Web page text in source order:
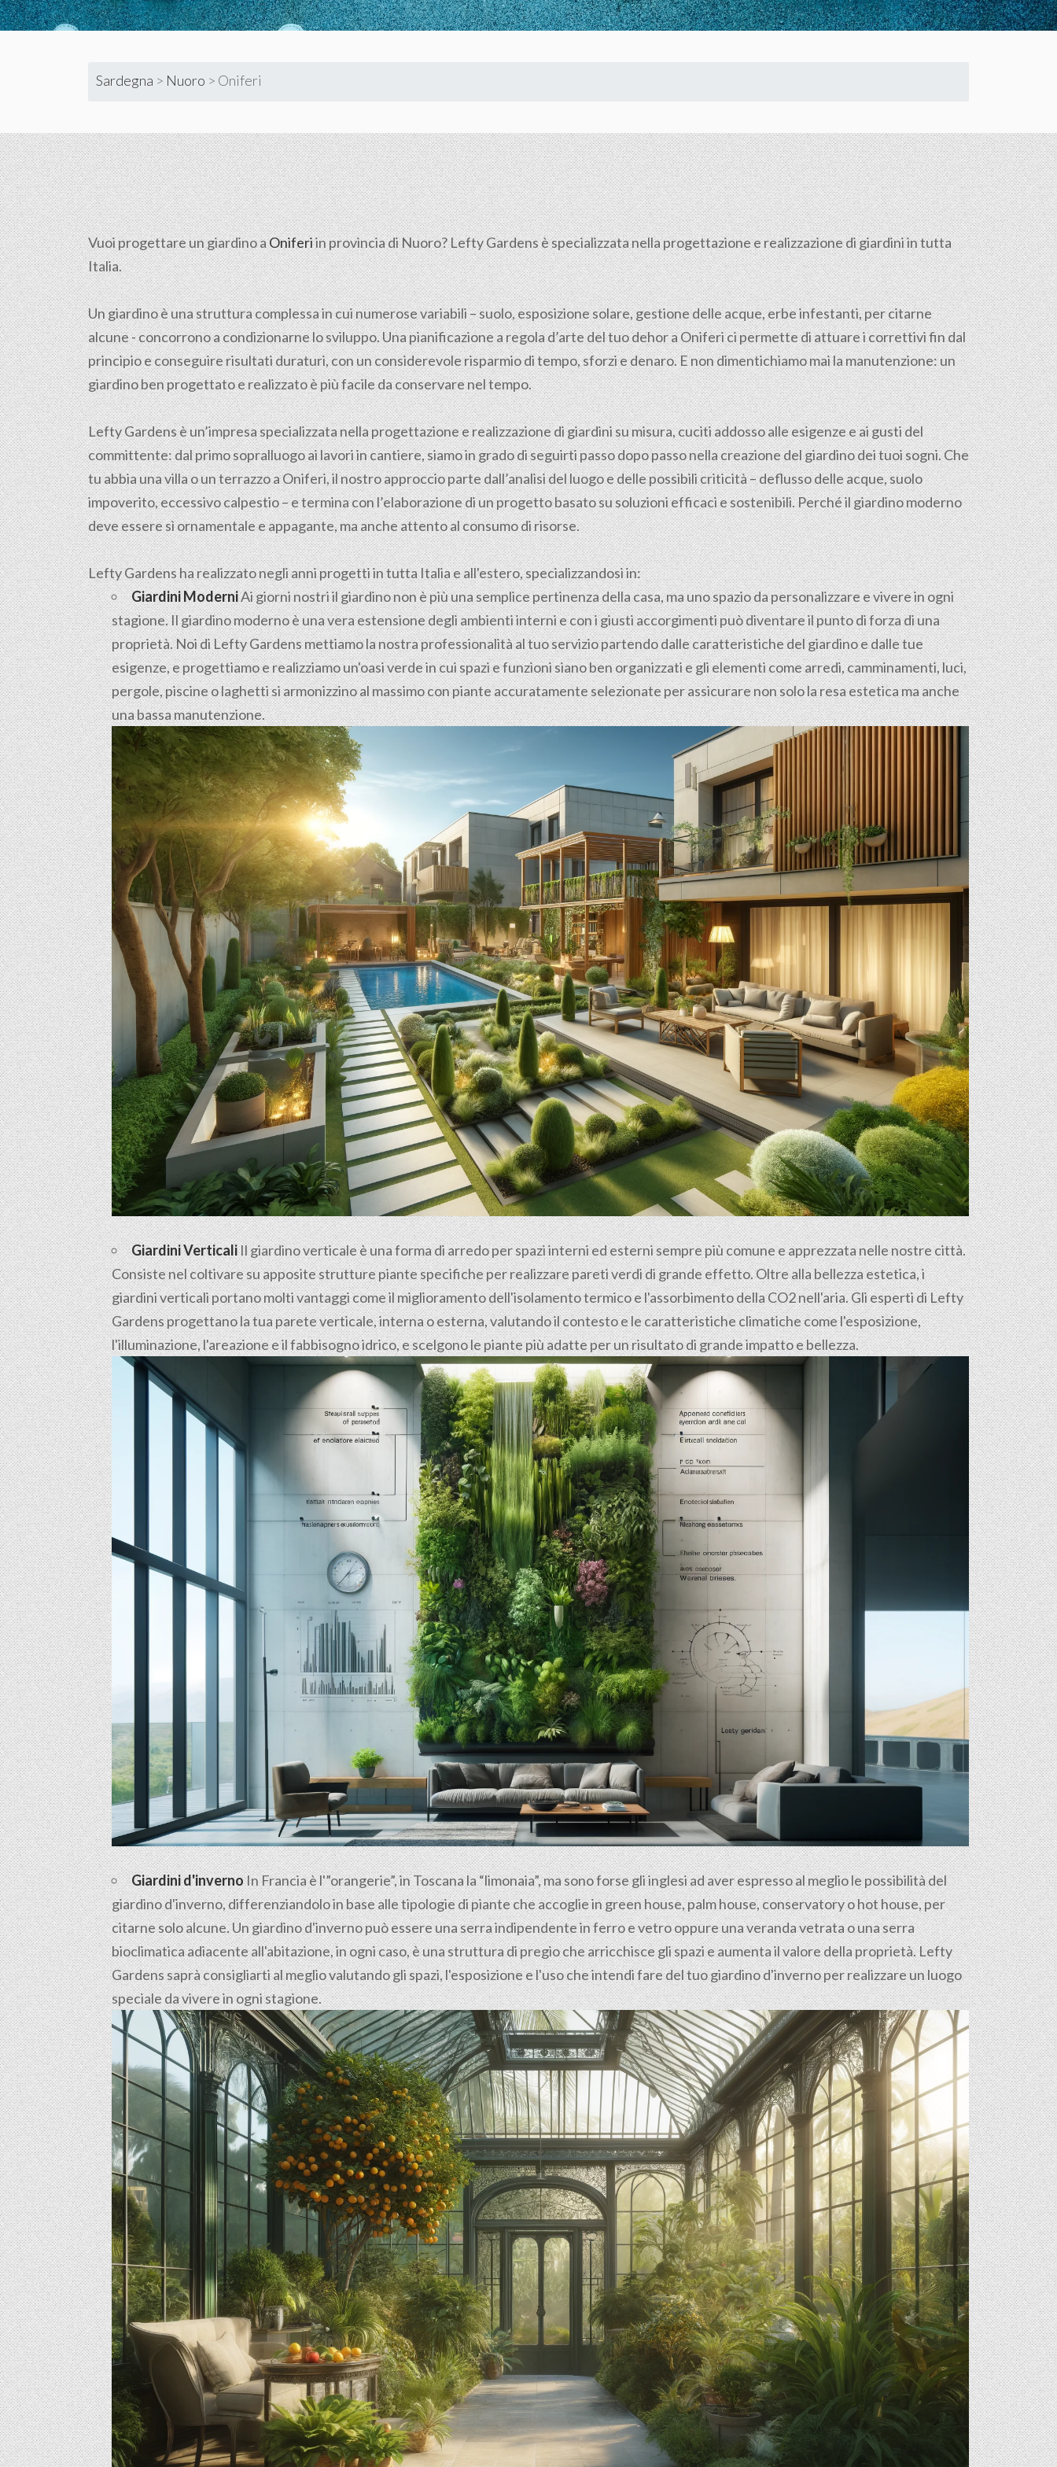
Sardegna > Nuoro > Oniferi
Vuoi progettare un giardino aOniferiin provincia diNuoro? Lefty Gardens è specializzata nella progettazione e realizzazione di giardini in tutta
Italia.
Un giardino è una struttura complessa in cui numerose variabili – suolo, esposizione solare, gestione delle acque, erbe infestanti, per citarne
alcune - concorrono a condizionarne lo sviluppo. Una pianificazione a regola d’arte del tuo dehor a Oniferi ci permette di attuare i correttivi fin dal
principio e conseguire risultati duraturi, con un considerevole risparmio di tempo, sforzi e denaro. E non dimentichiamo mai la manutenzione: un
giardino ben progettato e realizzato è più facile da conservare nel tempo.
Lefty Gardens è un’impresa specializzata nellaprogettazionee realizzazione di giardini su misura, cuciti addosso alle esigenze e ai gusti del
committente: dal primo sopralluogo ai lavori in cantiere, siamo in grado di seguirti passo dopo passo nella creazione del giardino dei tuoi sogni. Che
tu abbia una villa o un terrazzo a Oniferi, il nostro approccio parte dall’analisi del luogo e delle possibili criticità – deflusso delle acque, suolo
impoverito, eccessivo calpestio – e termina con l’elaborazione di un progetto basato su soluzioni efficaci e sostenibili. Perché il giardino moderno
deve essere sì ornamentale e appagante, ma anche attento al consumo di risorse.
Lefty Gardens ha realizzato negli anni progetti in tutta Italia e all'estero, specializzandosi in:
Giardini ModerniAi giorni nostri il giardino non è più una semplice pertinenza della casa, ma uno spazio da personalizzare e vivere in ogni
stagione. Il giardino moderno è una vera estensione degli ambienti interni e con i giusti accorgimenti può diventare il punto di forza di una
proprietà. Noi di Lefty Gardens mettiamo la nostra professionalità al tuo servizio partendo dalle caratteristiche del giardino e dalle tue
esigenze, e progettiamo e realizziamo un'oasi verde in cui spazi e funzioni siano ben organizzati e gli elementi come arredi, camminamenti, luci,
pergole, piscine o laghetti si armonizzino al massimo con piante accuratamente selezionate per assicurare non solo la resa estetica ma anche
una bassa manutenzione.
Giardini VerticaliIl giardino verticale è una forma di arredo per spazi interni ed esterni sempre più comune e apprezzata nelle nostre città.
Consiste nel coltivare su apposite strutture piante specifiche per realizzare pareti verdi di grande effetto. Oltre alla bellezza estetica, i
giardini verticali portano molti vantaggi come il miglioramento dell'isolamento termico e l'assorbimento della CO2 nell'aria. Gli esperti di Lefty
Gardens progettano la tua parete verticale, interna o esterna, valutando il contesto e le caratteristiche climatiche come l'esposizione,
l'illuminazione, l'areazione e il fabbisogno idrico, e scelgono le piante più adatte per un risultato di grande impatto e bellezza.
Giardini d'invernoIn Francia è l'”orangerie”, in Toscana la “limonaia”, ma sono forse gli inglesi ad aver espresso al meglio le possibilità del
giardino d'inverno, differenziandolo in base alle tipologie di piante che accoglie in green house, palm house, conservatory o hot house, per
citarne solo alcune. Un giardino d'inverno può essere una serra indipendente in ferro e vetro oppure una veranda vetrata o una serra
bioclimatica adiacente all'abitazione, in ogni caso, è una struttura di pregio che arricchisce gli spazi e aumenta il valore della proprietà. Lefty
Gardens saprà consigliarti al meglio valutando gli spazi, l'esposizione e l'uso che intendi fare del tuo giardino d'inverno per realizzare un luogo
speciale da vivere in ogni stagione.